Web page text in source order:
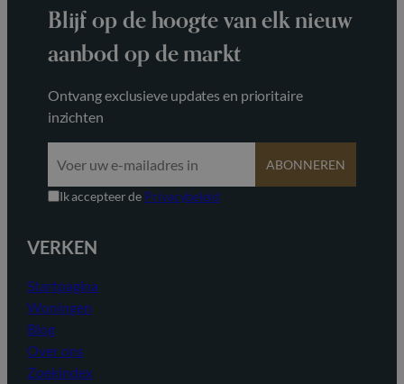
Blijf op de hoogte van elk nieuw
aanbod op de markt
Ontvang exclusieve updates en prioritaire
inzichten
ABONNEREN
Ik accepteer de Privacybeleid
VERKEN
Startpagina
Woningen
Blog
Over ons
Zoekindex